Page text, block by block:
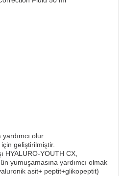
olur.
için geliştirilmiştir.
HYALURO-YOUTH CX,
yumuşamasına yardımcı olmak
asit+ peptit+glikopeptit)